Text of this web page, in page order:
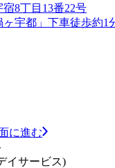
8丁目13番22号
宇都」下車徒歩約1
に進む
イサービス)